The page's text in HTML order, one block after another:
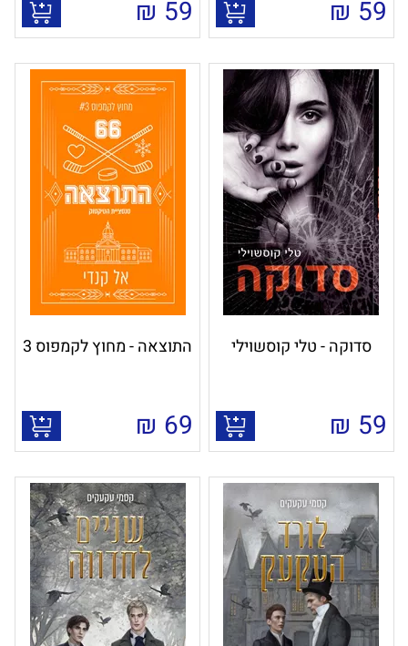
59
₪
59
₪
סדוקה - טלי קוסשוילי
59
₪
התוצאה - מחוץ לקמפוס 3
69
₪